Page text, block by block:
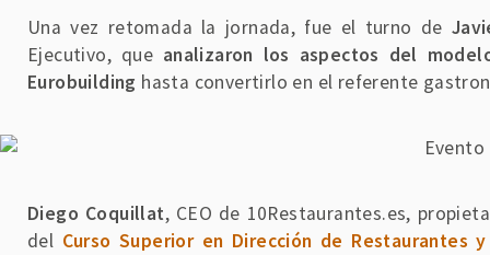
Una vez retomada la jornada, fue el turno de
Ejecutivo, que analizaron los aspectos del
Eurobuilding hasta convertirlo en el referente
Diego Coquillat, CEO de 10Restaurantes.es,
del Curso Superior en Dirección de Restaurantes